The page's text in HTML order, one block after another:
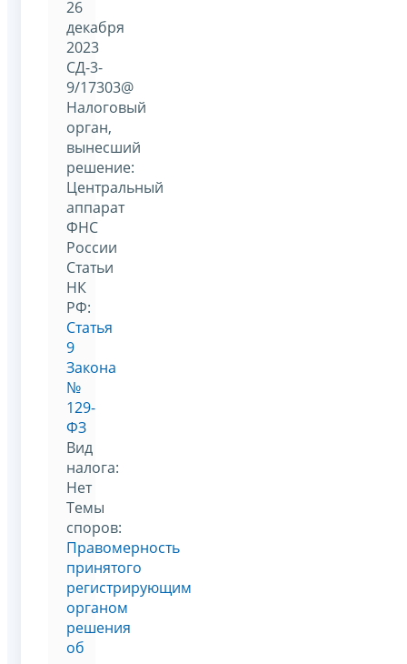
26
декабря
2023
СД-3-
9/17303@
Налоговый
орган,
вынесший
решение:
Центральный
аппарат
ФНС
России
Статьи
НК
РФ:
Статья
9
Закона
№
129-
ФЗ
Вид
налога:
Нет
Темы
споров:
Правомерность
принятого
регистрирующим
органом
решения
об